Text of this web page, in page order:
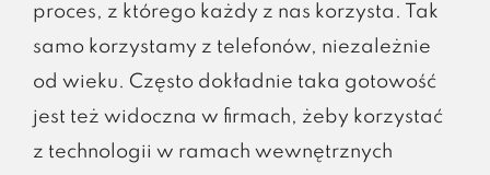
proces, z którego każdy z nas korzysta. Tak
samo korzystamy z telefonów, niezależnie
od wieku. Często dokładnie taka gotowość
jest też widoczna w firmach, żeby korzystać
z technologii w ramach wewnętrznych